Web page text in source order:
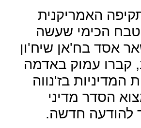
האמריקנית
הכימי שעשה
אסד בח'אן שיח'ון
קברו עמוק באדמה
המדיניות בז'נווה
הסדר מדיני
להודעה חדשה.